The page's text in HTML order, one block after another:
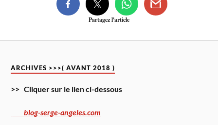
Partagez l'article
ARCHIVES >>>( AVANT 2018 )
>> Cliquer sur le lien ci-dessous
blog-serge-angeles.com